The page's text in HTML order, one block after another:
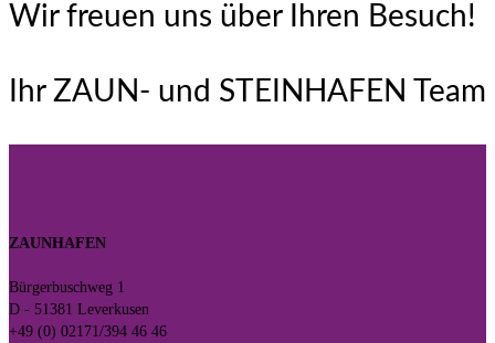
Wir freuen uns über Ihren Besuch!
Ihr ZAUN- und STEINHAFEN Team
ZAUNHAFEN
Bürgerbuschweg 1
D - 51381 Leverkusen
+49 (0) 02171/394 46 46